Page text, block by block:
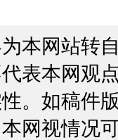
本网站转
表本网观
。如稿件
网视情况